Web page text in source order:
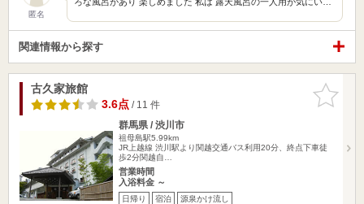
匿名
関連情報から探す
お気に入
りに追加
古久家旅館
3.6点/ 11 件
群馬県 / 渋川市
祖母島駅5.99km
JR上越線 渋川駅より関越交通バス利用20分、終点下車徒
歩2分関越自…
営業時間
入浴料金 ～
日帰り 宿泊 源泉かけ流し